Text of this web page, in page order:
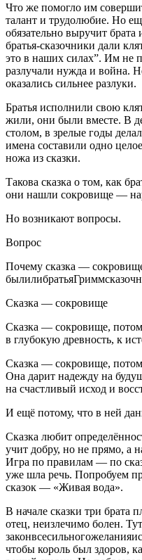
Что же помогло им
талант и трудолюбие. Но
обязательно выручит
братья-сказочники дали
это в наших силах”. Им не
разлучали нужда и война.
оказались сильнее разлуки.
Братья исполнили свою
жили, они были вместе. В
столом, в зрелые годы
имена составили одно
ножа из сказки.
Такова сказка о том, как
они нашли сокровище —
Но возникают вопросы.
Вопрос
Почему сказка —
Сказка — сокровище
Cказка — сокровище,
в глубокую древность, к
Сказка — сокровище,
Она дарит надежду на
на счастливый исход и
И ещё потому, что в ней
Сказка любит
учит добру, но не прямо, а
Игра по правилам — по
уже шла речь. Попробуем
сказок — «Живая вода».
В начале сказки три брата
отец, неизлечимо болен.
чтобы король был здоров,